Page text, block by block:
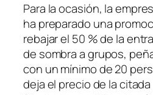
Para la ocasión, la
ha preparado una
rebajar el 50 % de la
de sombra a grupos,
con un mínimo de 20
deja el precio de la